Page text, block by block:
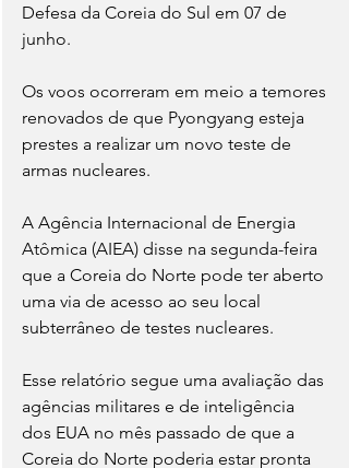
Defesa da Coreia do Sul em 07 de
junho.
Os voos ocorreram em meio a temores
renovados de que Pyongyang esteja
prestes a realizar um novo teste de
armas nucleares.
A Agência Internacional de Energia
Atômica (AIEA) disse na segunda-feira
que a Coreia do Norte pode ter aberto
uma via de acesso ao seu local
subterrâneo de testes nucleares.
Esse relatório segue uma avaliação das
agências militares e de inteligência
dos EUA no mês passado de que a
Coreia do Norte poderia estar pronta